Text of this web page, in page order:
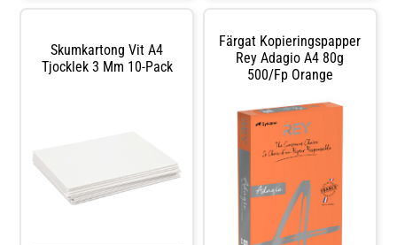
klippa de halvmatta korten i
önskade former för att framhäva
urklippsalbum, presentmärken och
mer därtill. - Har halvmatt kort -
hantverksprojekt - Färg: Blandade
- Vikt: 300 g/m² - Mått: A2 x 40
ark, A3 x 80 ark, A4 x 160 ark, A6 -
x 320 ark - Antal: 600 - Svanen
licensnummer: 3044 0101 - FSC
Skumkartong Vit A4
Tjocklek 3 Mm 10-Pack
Färgat Kopieringspapper
Rey Adagio A4 80g
500/fp Orange